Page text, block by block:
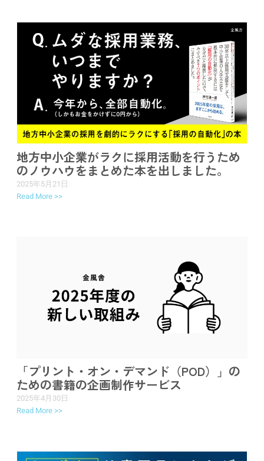
地方中小企業がラクに採用活動を行うため
のノウハウをまとめた本を出しました。
2025年5月21日
Read More >>
「プリント・オン・デマンド（POD）」の
ための書籍の企画制作サービス
2025年4月30日
Read More >>